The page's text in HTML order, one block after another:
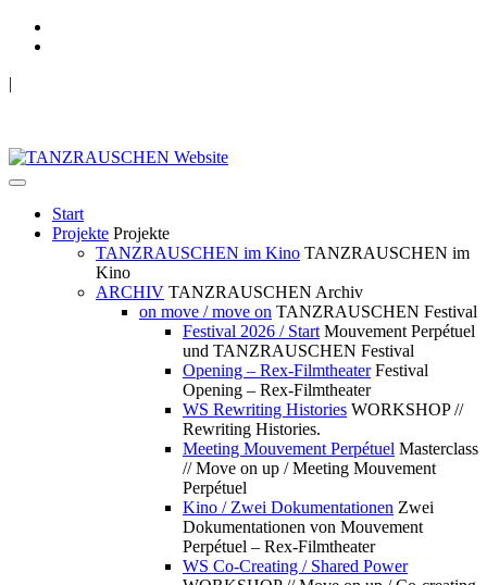
|
Start
Projekte Projekte
TANZRAUSCHEN im Kino TANZRAUSCHEN im
Kino
ARCHIV TANZRAUSCHEN Archiv
on move / move on TANZRAUSCHEN Festival
Festival 2026 / Start Mouvement Perpétuel
und TANZRAUSCHEN Festival
Opening – Rex-Filmtheater Festival
Opening – Rex-Filmtheater
WS Rewriting Histories WORKSHOP //
Rewriting Histories.
Meeting Mouvement Perpétuel Masterclass
// Move on up / Meeting Mouvement
Perpétuel
Kino / Zwei Dokumentationen Zwei
Dokumentationen von Mouvement
Perpétuel – Rex-Filmtheater
WS Co-Creating / Shared Power